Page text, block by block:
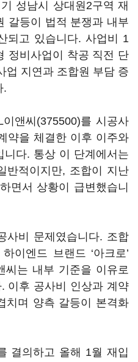
성남시 상대원2구역 재
갈등이 법적 분쟁과 내부
되고 있습니다. 사업비 1
정비사업이 착공 직전 단
업 지연과 조합원 부담 증
.
이앤씨(375500)를 시공사
약을 체결한 이후 이주와
니다. 통상 이 단계에서는
반적이지만, 조합이 지난
면서 상황이 급변했습니
사비 문제였습니다. 조합
이엔드 브랜드 ‘아크로’
씨는 내부 기준을 이유로
이후 공사비 인상과 계약
치며 양측 갈등이 본격화
결의하고 올해 1월 재입